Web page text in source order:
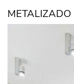
METALIZADO